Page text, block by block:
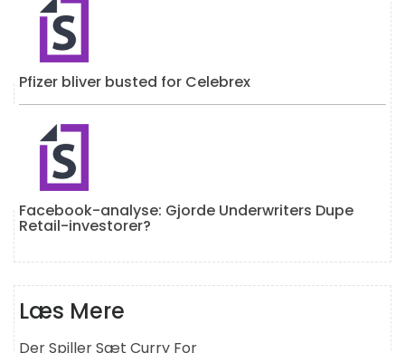
Pfizer bliver busted for Celebrex
Facebook-analyse: Gjorde Underwriters Dupe
Retail-investorer?
Læs Mere
Der Spiller Sæt Curry For